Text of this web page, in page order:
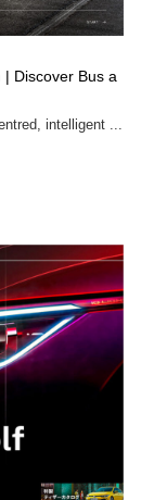
Discover Bus a
intelligent ...